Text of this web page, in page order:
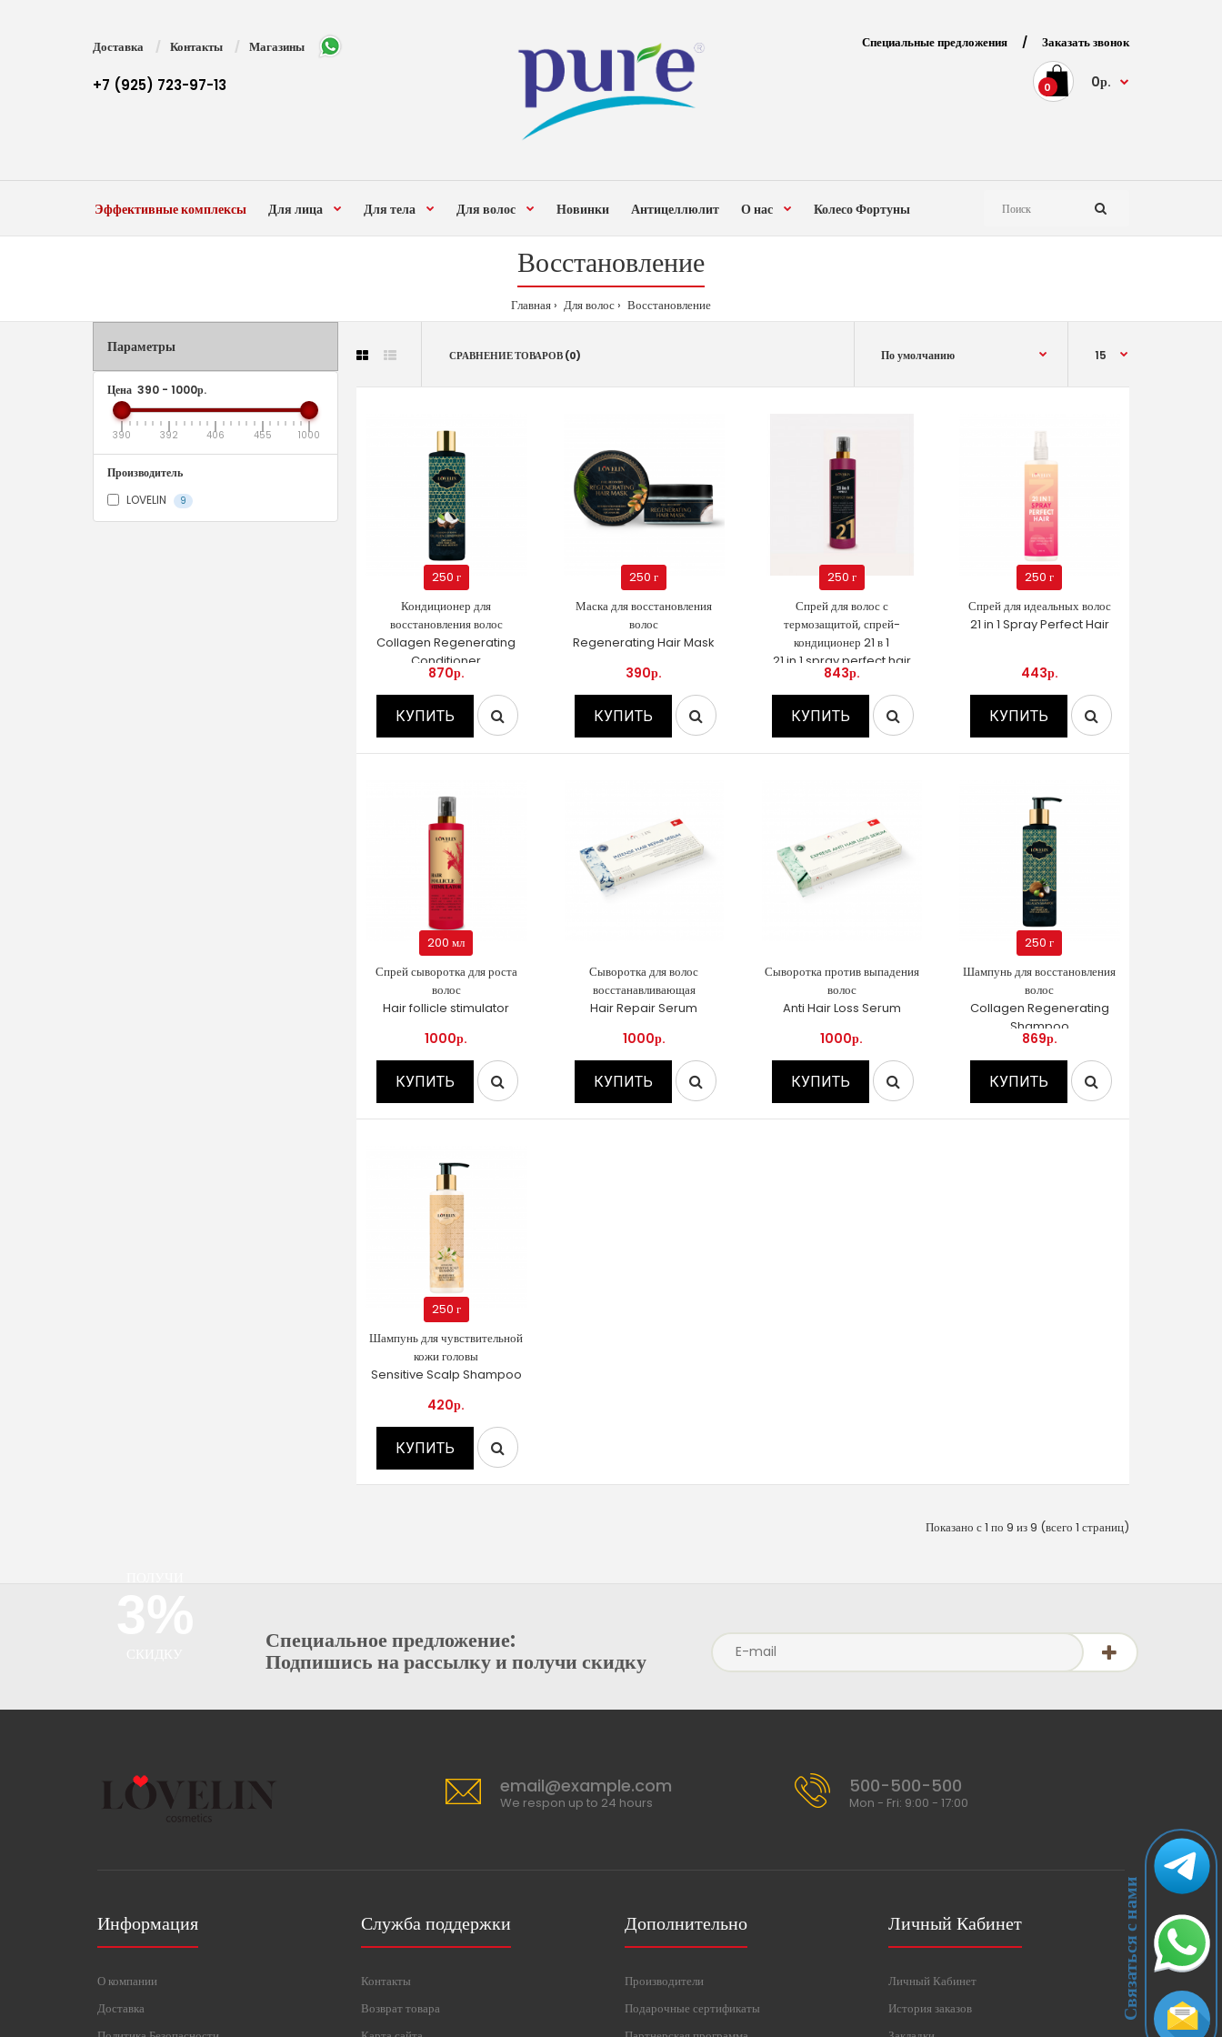
Доставка Контакты Магазины
+7 (925) 723-97-13
Специальные предложения/ Заказать звонок
0 0р.
Эффективные комплексы Для лица Для тела Для волос Новинки Антицеллюлит О нас Колесо Фортуны
Восстановление
Главная Для волос Восстановление
Параметры
Цена 390 - 1000р.
390 392 406 455 1000
Производитель
LOVELIN
9
СРАВНЕНИЕ ТОВАРОВ (0)
Кондиционер для
восстановления волос
Collagen Regenerating
Conditioner
250 г
870р.
КУПИТЬ
Маска для восстановления
волос
Regenerating Hair Mask
250 г
390р.
КУПИТЬ
Спрей для волос с
термозащитой, спрей-
кондиционер 21 в 1
21 in 1 spray perfect hair
250 г
843р.
КУПИТЬ
Спрей для идеальных волос
21 in 1 Spray Perfect Hair
250 г
443р.
КУПИТЬ
Спрей сыворотка для роста
волос
Hair follicle stimulator
200 мл
1000р.
КУПИТЬ
Сыворотка для волос
восстанавливающая
Hair Repair Serum
1000р.
КУПИТЬ
Сыворотка против выпадения
волос
Anti Hair Loss Serum
1000р.
КУПИТЬ
Шампунь для восстановления
волос
Collagen Regenerating
Shampoo
250 г
869р.
КУПИТЬ
Шампунь для чувствительной
кожи головы
Sensitive Scalp Shampoo
250 г
420р.
КУПИТЬ
Показано с 1 по 9 из 9 (всего 1 страниц)
Специальное предложение:
Подпишись на рассылку и получи скидку
email@example.com
We respon up to 24 hours
500-500-500
Mon - Fri: 9:00 - 17:00
Информация
О компании
Доставка
Служба поддержки
Контакты
Возврат товара
Дополнительно
Производители
Подарочные сертификаты
Личный Кабинет
Личный Кабинет
История заказов
Связаться с нами